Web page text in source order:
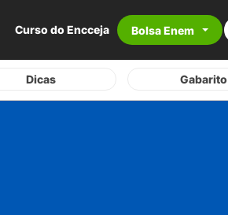
Curso do Encceja Bolsa Enem
Dicas Gabarito